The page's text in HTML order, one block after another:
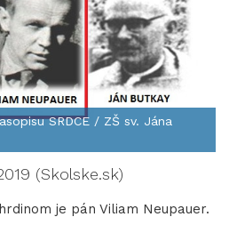
SRDCE / ZŠ sv. Jána
(Skolske.sk)
je pán Viliam Neupauer.